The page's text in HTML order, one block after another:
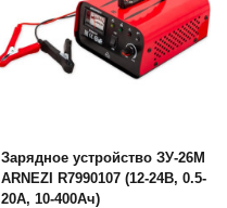
Зарядное устройство ЗУ-26М
ARNEZI R7990107 (12-24В, 0.5-
20А, 10-400Ач)